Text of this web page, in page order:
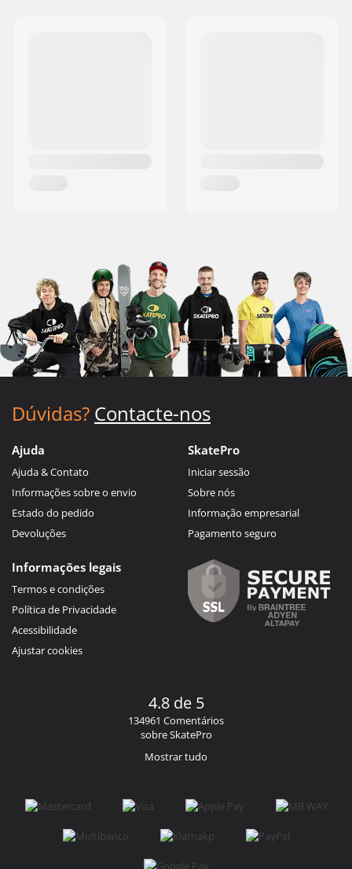
Dúvidas? Contacte-nos
Ajuda
Ajuda & Contato
Informações sobre o envio
Estado do pedido
Devoluções
SkatePro
Iniciar sessão
Sobre nós
Informação empresarial
Pagamento seguro
Informações legais
Termos e condições
Política de Privacidade
Acessibilidade
Ajustar cookies
4.8 de 5
134961 Comentários
sobre SkatePro
Mostrar tudo